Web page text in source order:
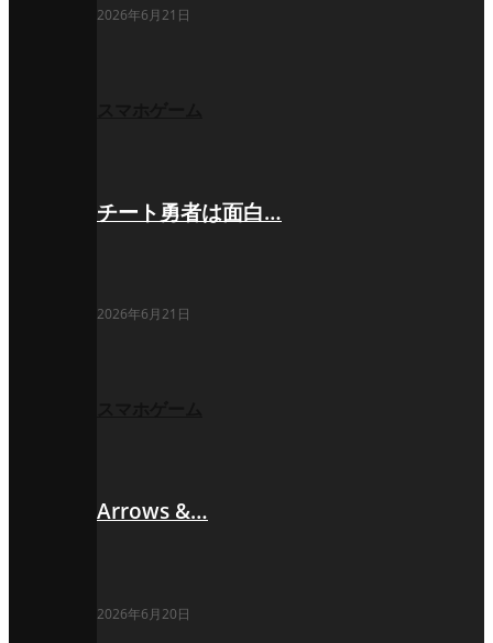
2026年6月21日
チート勇者は面白…
2026年6月21日
Arrows &…
2026年6月20日